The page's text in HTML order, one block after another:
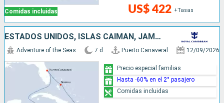
Comidas incluidas US$ 422 +Tasas
ESTADOS UNIDOS, ISLAS CAIMÁN, JAMAICA, BAHAMAS
Adventure of the Seas 7 d Puerto Canaveral 12/09/2026
Precio especial familias
Hasta -60% en el 2° pasajero
Comidas incluidas